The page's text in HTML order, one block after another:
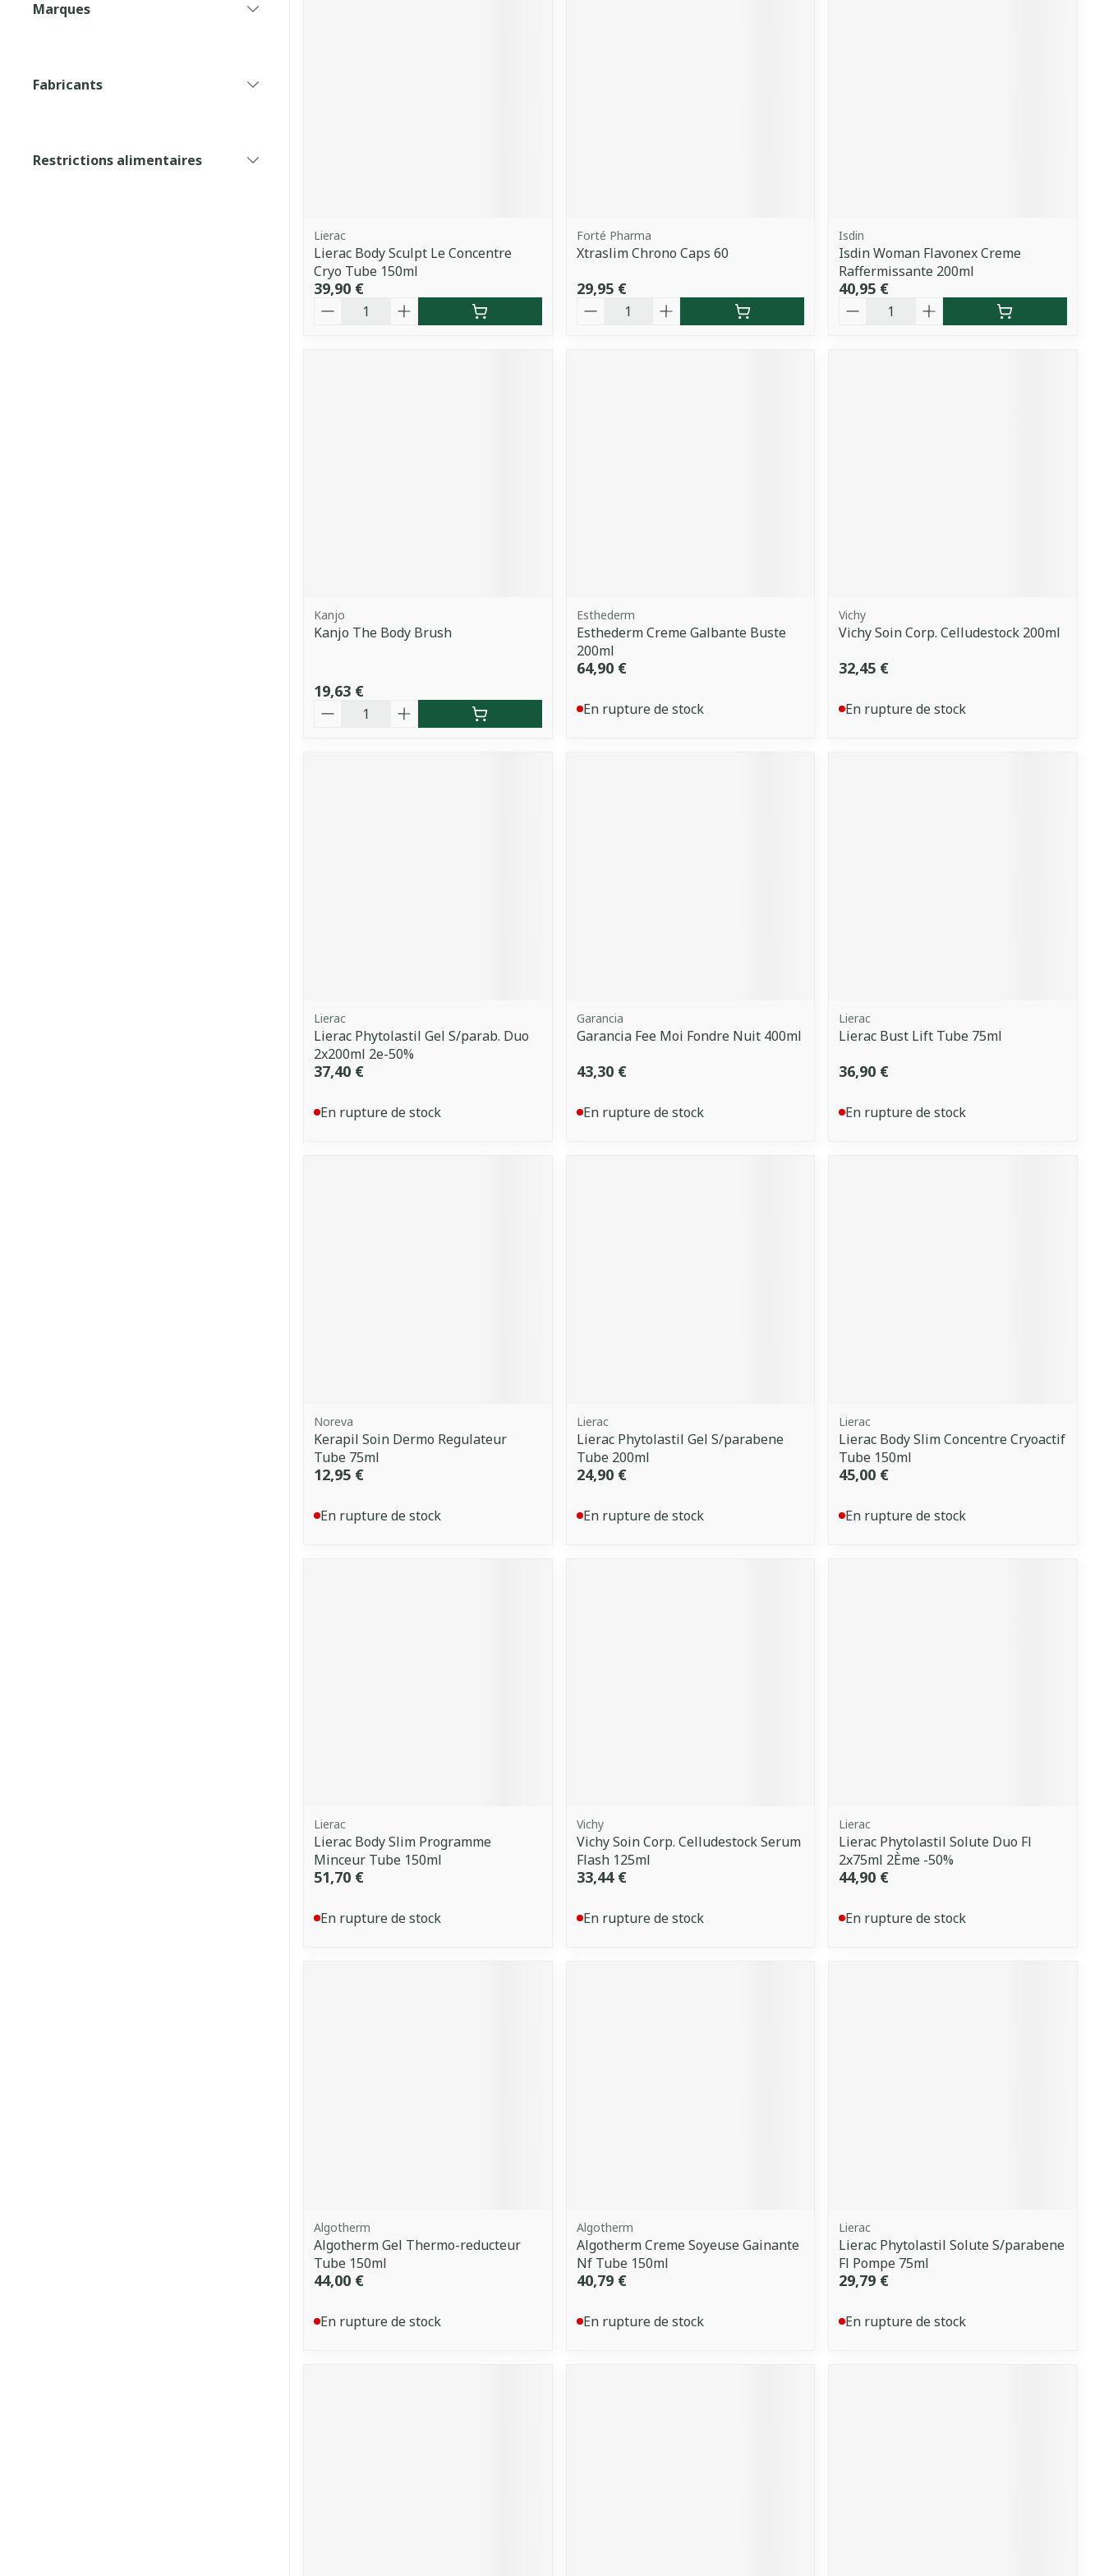
Marques
Fabricants
Restrictions alimentaires
Lierac
Lierac Body Sculpt Le Concentre
Cryo Tube 150ml
39,90 €
Quantité
Forté Pharma
Xtraslim Chrono Caps 60
29,95 €
Quantité
Isdin
Isdin Woman Flavonex Creme
Raffermissante 200ml
40,95 €
Quantité
Kanjo
Kanjo The Body Brush
19,63 €
Quantité
Esthederm
Esthederm Creme Galbante Buste
200ml
64,90 €
En rupture de stock
Vichy
Vichy Soin Corp. Celludestock 200ml
32,45 €
En rupture de stock
Lierac
Lierac Phytolastil Gel S/parab. Duo
2x200ml 2e-50%
37,40 €
En rupture de stock
Garancia
Garancia Fee Moi Fondre Nuit 400ml
43,30 €
En rupture de stock
Lierac
Lierac Bust Lift Tube 75ml
36,90 €
En rupture de stock
Noreva
Kerapil Soin Dermo Regulateur
Tube 75ml
12,95 €
En rupture de stock
Lierac
Lierac Phytolastil Gel S/parabene
Tube 200ml
24,90 €
En rupture de stock
Lierac
Lierac Body Slim Concentre Cryoactif
Tube 150ml
45,00 €
En rupture de stock
Lierac
Lierac Body Slim Programme
Minceur Tube 150ml
51,70 €
En rupture de stock
Vichy
Vichy Soin Corp. Celludestock Serum
Flash 125ml
33,44 €
En rupture de stock
Lierac
Lierac Phytolastil Solute Duo Fl
2x75ml 2Ème -50%
44,90 €
En rupture de stock
Algotherm
Algotherm Gel Thermo-reducteur
Tube 150ml
44,00 €
En rupture de stock
Algotherm
Algotherm Creme Soyeuse Gainante
Nf Tube 150ml
40,79 €
En rupture de stock
Lierac
Lierac Phytolastil Solute S/parabene
Fl Pompe 75ml
29,79 €
En rupture de stock